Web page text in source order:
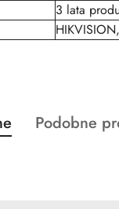
3 lata
produktów
Produkty
Podobne